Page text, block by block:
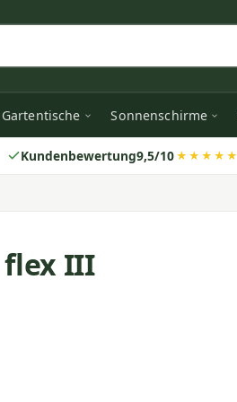
Gartentische Sonnenschirme
Kundenbewertung9,5/10★★★★★
flex III